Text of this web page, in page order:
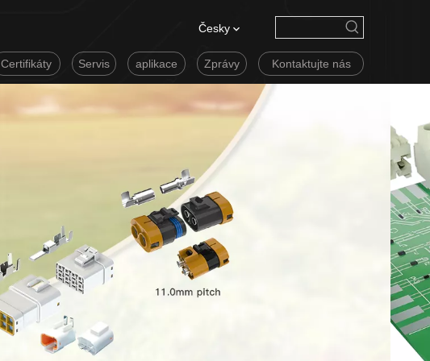
Česky
Certifikáty Servis aplikace Zprávy Kontaktujte nás